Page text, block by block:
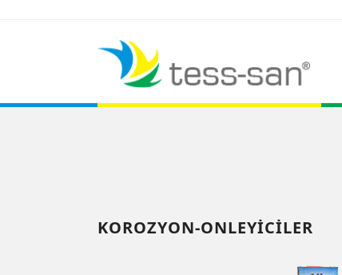
KOROZYON-ONLEYICILER